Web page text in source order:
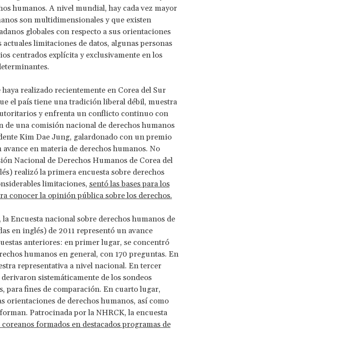
humanos. A nivel mundial, hay cada vez mayor
son multidimensionales y que existen
globales con respecto a sus orientaciones
limitaciones de datos, algunas personas
centrados explícita y exclusivamente en los
realizado recientemente en Corea del Sur
el país tiene una tradición liberal débil, muestra
y enfrenta un conflicto continuo con
de una comisión nacional de derechos humanos
Kim Dae Jung, galardonado con un premio
en materia de derechos humanos. No
Nacional de Derechos Humanos de Corea del
realizó la primera encuesta sobre derechos
limitaciones, sentó las bases para los
conocer la opinión pública sobre los derechos.
Encuesta nacional sobre derechos humanos de
en inglés) de 2011 representó un avance
anteriores: en primer lugar, se concentró
humanos en general, con 170 preguntas. En
representativa a nivel nacional. En tercer
sistemáticamente de los sondeos
para fines de comparación. En cuarto lugar,
orientaciones de derechos humanos, así como
Patrocinada por la NHRCK, la encuesta
formados en destacados programas de